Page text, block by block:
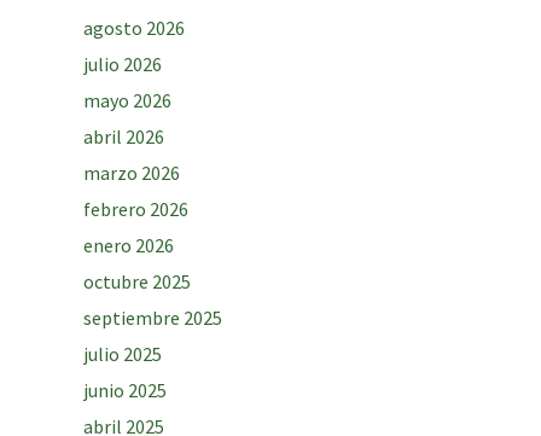
agosto 2026
julio 2026
mayo 2026
abril 2026
marzo 2026
febrero 2026
enero 2026
octubre 2025
septiembre 2025
julio 2025
junio 2025
abril 2025